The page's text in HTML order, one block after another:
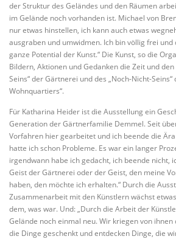
der Struktur des Geländes und den Räumen
im Gelände noch vorhanden ist. Michael von
nur etwas hinstellen, ich kann auch etwas
ausgraben und umwidmen. Ich bin völlig frei
ganze Potential der Kunst.“ Die Kunst, so die
Bildern, Aktionen und Gedanken die Zeit und
Seins“ der Gärtnerei und des „Noch-Nicht-Seins“
Wohnquartiers“.
Für Katharina Heider ist die Ausstellung ein
Generation der Gärtnerfamilie Demmel. Seit
Vorfahren hier gearbeitet und ich beende die
hatte ich schon Probleme. Es war ein langer
irgendwann habe ich gedacht, ich beende nicht,
Geist der Gärtnerei oder der Geist, den meine
haben, den möchte ich erhalten.“ Durch die
Zusammenarbeit mit den Künstlern wächst
dem, was war. Und: „Durch die Arbeit der
Gelände noch einmal neu. Wir kriegen von
die Dinge geschenkt und entdecken Dinge, die